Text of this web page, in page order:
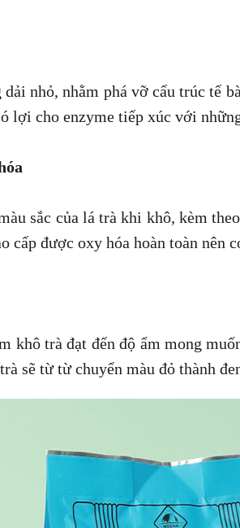
nhỏ, nhằm phá vỡ cấu trúc tế
lợi cho enzyme tiếp xúc với
sắc của lá trà khi khô, kèm
cấp được oxy hóa hoàn toàn nên
khô trà đạt đến độ ẩm mong
sẽ từ từ chuyển màu đỏ thành